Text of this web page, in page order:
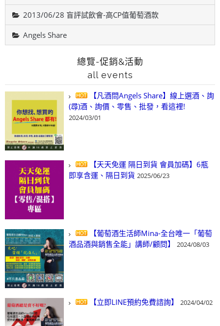
2013/06/28 盲評試飲會-高CP值葡萄酒款
Angels Share
總覽-促銷&活動
all events
【凡酒問Angels Share】線上選酒、詢
(尋)酒、詢價、零售、批發，看這裡!
2024/03/01
【天天免運 隔日到貨 會員加碼】6瓶
即享含運、隔日到貨 2025/06/23
【葡萄酒生活師Mina-全台唯一「葡萄
酒品酒與銷售全能」講師/顧問】
2024/08/03
【立即LINE預約免費諮詢】 2024/04/02